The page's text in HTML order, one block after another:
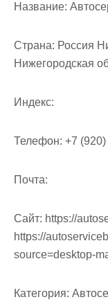
Название:
Страна: Россия
Нижегородская
Индекс:
Телефон: +7
Почта:
Cайт: https://
https://
source=desktop-
Категория: